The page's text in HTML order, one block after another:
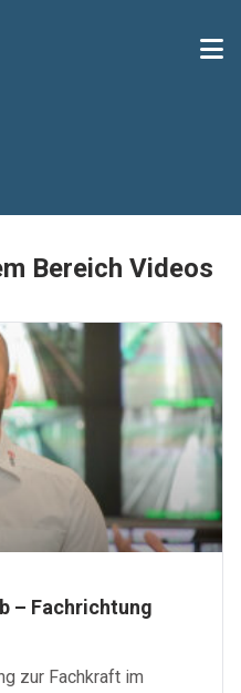
Bereich Videos
– Fachrichtung
zur Fachkraft im